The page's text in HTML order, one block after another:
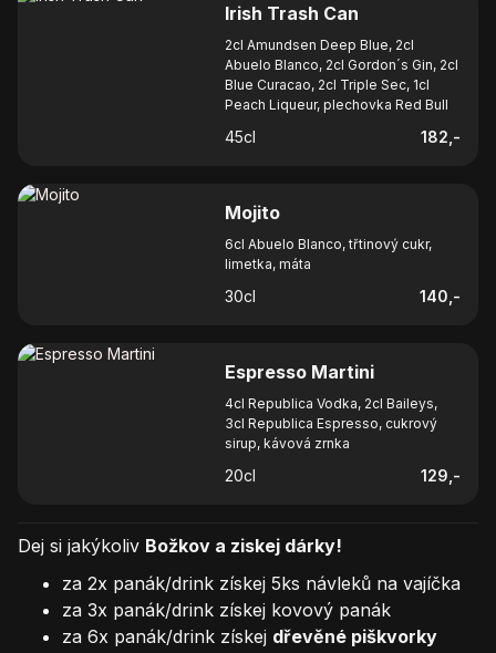
Irish Trash Can
2cl Amundsen Deep Blue, 2cl
Abuelo Blanco, 2cl Gordon´s Gin, 2cl
Blue Curacao, 2cl Triple Sec, 1cl
Peach Liqueur, plechovka Red Bull
45cl 182 ,-
Mojito
6cl Abuelo Blanco, třtinový cukr,
limetka, máta
30cl 140 ,-
Espresso Martini
4cl Republica Vodka, 2cl Baileys,
3cl Republica Espresso, cukrový
sirup, kávová zrnka
20cl 129 ,-
Dej si jakýkoliv Božkov a ziskej dárky!
za 2x panák/drink získej 5ks návleků na vajíčka
za 3x panák/drink získej kovový panák
za 6x panák/drink získej dřevěné piškvorky